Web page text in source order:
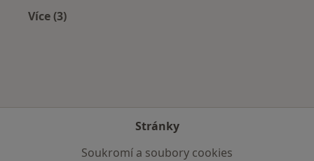
Více (3)
Stránky
Soukromí a soubory cookies